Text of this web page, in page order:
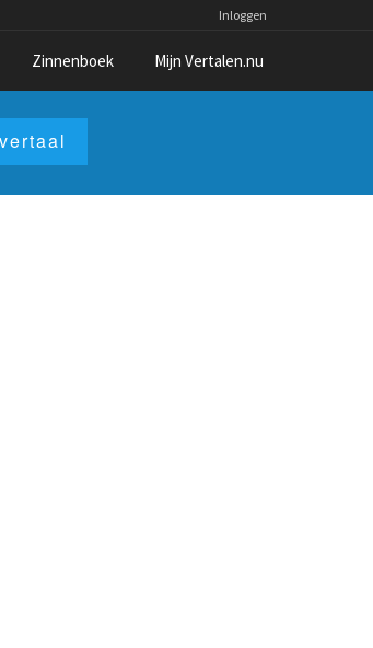
Inloggen
Zinnenboek Mijn Vertalen.nu